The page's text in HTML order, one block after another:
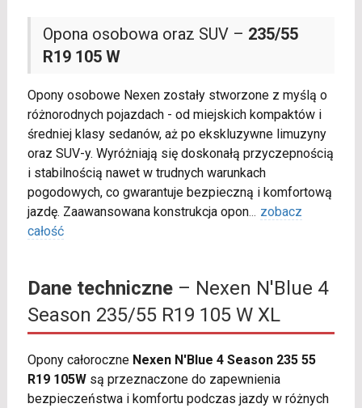
Opona osobowa oraz SUV – 235/55
R19 105 W
Opony osobowe Nexen zostały stworzone z myślą o
różnorodnych pojazdach - od miejskich kompaktów i
średniej klasy sedanów, aż po ekskluzywne limuzyny
oraz SUV-y. Wyróżniają się doskonałą przyczepnością
i stabilnością nawet w trudnych warunkach
pogodowych, co gwarantuje bezpieczną i komfortową
jazdę. Zaawansowana konstrukcja opon... zobacz
całość
Dane techniczne– Nexen N'Blue 4
Season 235/55 R19 105 W XL
Opony całoroczne Nexen N'Blue 4 Season 235 55
R19 105Wsą przeznaczone do zapewnienia
bezpieczeństwa i komfortu podczas jazdy w różnych